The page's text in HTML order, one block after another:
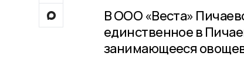
В ООО «Веста»
единственное в
занимающееся